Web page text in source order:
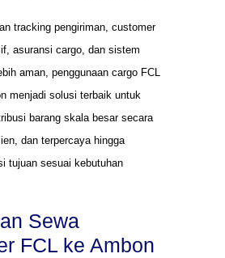
tracking pengiriman, customer
asuransi cargo, dan sistem
aman, penggunaan cargo FCL
menjadi solusi terbaik untuk
barang skala besar secara
dan terpercaya hingga
tujuan sesuai kebutuhan
Sewa
FCL ke Ambon